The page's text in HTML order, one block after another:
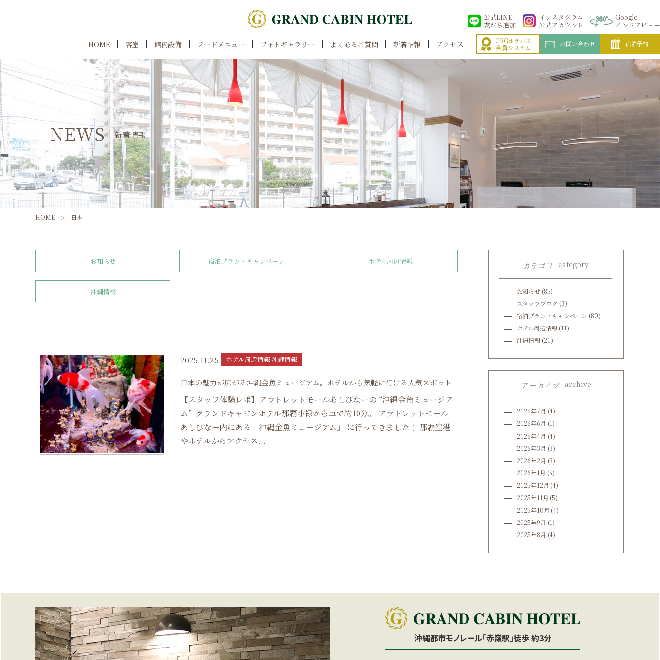
Google
インドアビュー
インスタグラム
公式アカウント
公式LINE
友だち追加
HOME 客室 館内設備 フードメニュー フォトギャラリー よくあるご質問 新着情報 アクセス
GRGホテルズ
会員システム
お問い合わせ 宿泊予約
NEWS 新着情報
HOME 日本
お知らせ 宿泊プラン・キャンペーン ホテル周辺情報
沖縄情報
2025.11.25 ホテル周辺情報 沖縄情報
日本の魅力が広がる沖縄金魚ミュージアム。ホテルから気軽に行ける人気スポット
【スタッフ体験レポ】アウトレットモールあしびなーの “沖縄金魚ミュージア
ム” グランドキャビンホテル那覇小禄から車で約10分。 アウトレットモール
あしびなー内にある「沖縄金魚ミュージアム」 に行ってきました！ 那覇空港
やホテルからアクセス...
カテゴリ category
お知らせ (85)
スタッフブログ (3)
宿泊プラン・キャンペーン (80)
ホテル周辺情報 (11)
沖縄情報 (20)
アーカイブ archive
2026年7月 (4)
2026年6月 (1)
2026年4月 (4)
2026年3月 (3)
2026年2月 (3)
2026年1月 (6)
2025年12月 (4)
2025年11月 (5)
2025年10月 (4)
2025年9月 (1)
2025年8月 (4)
沖縄都市モノレール「赤嶺駅」徒歩 約3分